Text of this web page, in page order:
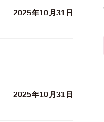
2025年10月31日
2025年10月31日